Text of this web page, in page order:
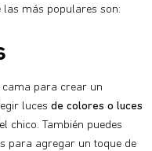
las más populares son:
cama para crear un
luces de colores o luces
chico. También puedes
para agregar un toque de